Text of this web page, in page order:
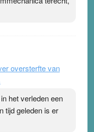
oversterfte van
het verleden een
tijd geleden is er